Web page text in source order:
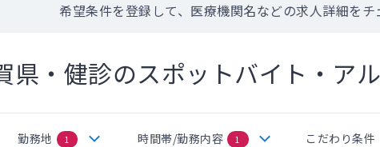
希望条件を登録して、医療機関名などの求人詳細を
県・健診のスポットバイト・ア
勤務地 1 時間帯/勤務内容 1 こだわり条件